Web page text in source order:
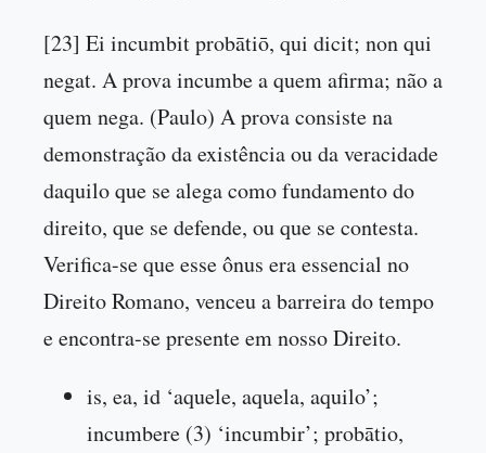
[23] Ei incumbit probātiō, qui dicit; non qui
negat. A prova incumbe a quem afirma; não a
quem nega. (Paulo) A prova consiste na
demonstração da existência ou da veracidade
daquilo que se alega como fundamento do
direito, que se defende, ou que se contesta.
Verifica-se que esse ônus era essencial no
Direito Romano, venceu a barreira do tempo
e encontra-se presente em nosso Direito.
is, ea, id ‘aquele, aquela, aquilo’;
incumbere (3) ‘incumbir’; probātio,